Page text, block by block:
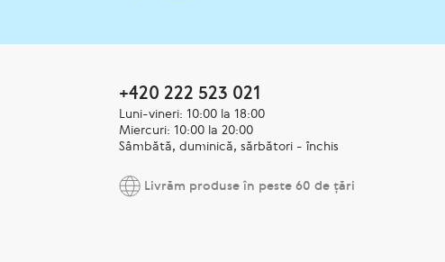
+420 222 523 021
Luni-vineri: 10:00 la 18:00
Miercuri: 10:00 la 20:00
Sâmbătă, duminică, sărbători - închis
Livrăm produse în peste 60 de țări